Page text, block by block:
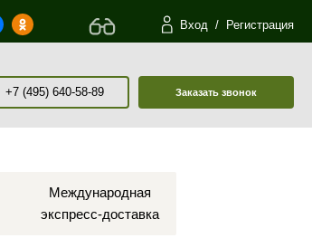
Вход / Регистрация
+7 (495) 640-58-89 Заказать звонок
Международная
экспресс-доставка